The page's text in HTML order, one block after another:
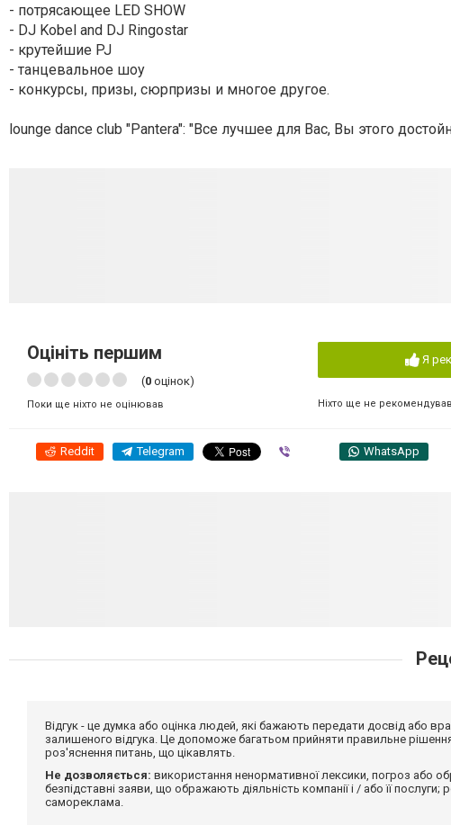
- потрясающее LED SHOW
- DJ Kobel and DJ Ringostar
- крутейшие PJ
- танцевальное шоу
- конкурсы, призы, сюрпризы и многое другое.
lounge dance club "Pantera": "Все лучшее для Вас, Вы этого
Оцініть першим
(0 оцінок)
Поки ще ніхто не оцінював
Я
Ніхто ще не рекомендував
Reddit Telegram WhatsApp
Відгук - це думка або оцінка людей, які бажають передати досвід або
залишеного відгука. Це допоможе багатьом прийняти правильне
роз'яснення питань, що цікавлять.
Не дозволяється: використання ненормативної лексики, погроз або
безпідставні заяви, що ображають діяльність компанії і / або її
самореклама.